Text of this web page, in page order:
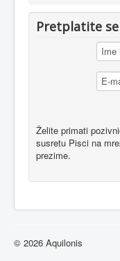
Pretplatite se
Želite primati
susretu Pisci na
prezime.
© 2026 Aquilonis